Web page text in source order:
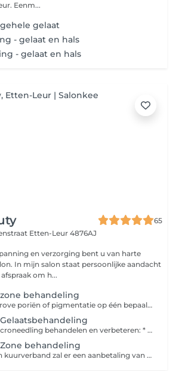
ga door de rode deur. Eenm...
gelaat
- gelaat en hals
- gelaat en hals
65
Etten-Leur 4876AJ
en verzorging bent u van harte
In mijn salon staat persoonlijke aandacht
om h...
behandeling
Last van rimpels grove poriën of pigmentatie op één bepaalde zone van het gezicht? Pak ze aan door middel van een microneedling zone behandeling.
Wat kan je met microneedling behandelen en verbeteren: * grove poriën * fijne lijntjes en rimpels * littekens (zowel in het gelaat als op het lichaam) * hyperpigmentatie * verslapte huid * zwangerschapsstriemen * sinaasappelhuid Is de microneedling behandeling pijnlijk? Nee, het is niet pijnlijk, maar kan wel gevoelig zijn. Hoe de behandeling wordt ervaren, is verschillend per klant en de locatie van het te behandelen gebied. Direct na de behandeling kan de huid wat roze aanzien, daarnaast kan de huid wat droog, prikkelend en warm aanvoelen. Je kunt het gevoel vergelijken met een zonverbranding. Het huidgevoel trekt meestal binnen 24 tot 48 uur weg, de roze verkleuring trekt over het algemeen vrij snel weg. Lippen en ogen ook behandelen met nanoneedling ( zonder naaldjes) dit kan tegen een meerprijs van €19,95
behandeling
Bij afname van een kuurverband zal er een aanbetaling van 25% vooraf aan de behandeling worden gevraagd. U heeft keuze uit 10% korting op één 3- 4 -5 of 6 afspraken kuurverband bij een volledige betaling. Of een Gratis verzorgend Oil elixer serum voor thuis gebruik. Er is ook de mogelijkheid voor betaling in 2 termijnen.